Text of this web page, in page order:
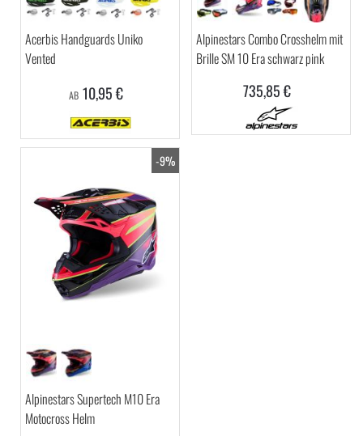
Acerbis Handguards Uniko
Vented
AB 10,95 €
Alpinestars Combo Crosshelm mit
Brille SM 10 Era schwarz pink
735,85 €
-9%
Alpinestars Supertech M10 Era
Motocross Helm